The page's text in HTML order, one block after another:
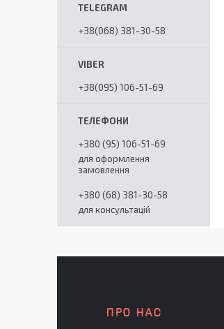
+38(068) 381-30-58
+38(095) 106-51-69
+380 (95) 106-51-69
для оформлення
замовлення
+380 (68) 381-30-58
для консультацій
ПРО НАС